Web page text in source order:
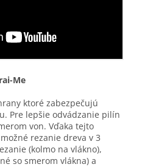
Me
ktoré zabezpečujú
Pre lepšie odvádzanie pilín
von. Vďaka tejto
rezanie dreva v 3
(kolmo na vlákno),
so smerom vlákna) a